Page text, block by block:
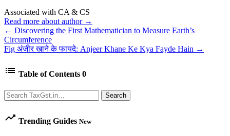
Associated with CA & CS
Read more about author →
← Discovering the First Mathematician to Measure Earth’s
Circumference
Fig अंजीर खाने के फायदे: Anjeer Khane Ke Kya Fayde Hain →
list Table of Contents 0
Search Search
trending_up Trending Guides New